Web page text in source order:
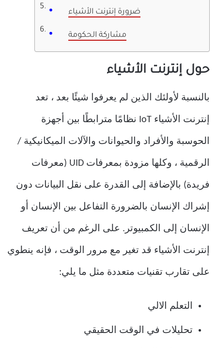
ضرورة إنترنت الأشياء
مشاركة الحكومة
حول إنترنت الأشياء
بالنسبة لأولئك الذين لم يعرفوا شيئًا بعد ، تعد
إنترنت الأشياء IoT نظامًا مترابطًا بين أجهزة
الحوسبة والأفراد والحيوانات والآلات الميكانيكية /
الرقمية ، وكلها مزودة بمعرفات UID (معرفات
فريدة) بالإضافة إلى القدرة على نقل البيانات دون
إشراك الإنسان بالضرورة التفاعل بين الإنسان أو
الإنسان إلى الكمبيوتر. على الرغم من أن تعريف
إنترنت الأشياء قد تغير مع مرور الوقت ، فإنه ينطوي
على تقارب تقنيات متعددة مثل ما يلي:
التعلم الالي
تحليلات في الوقت الحقيقي